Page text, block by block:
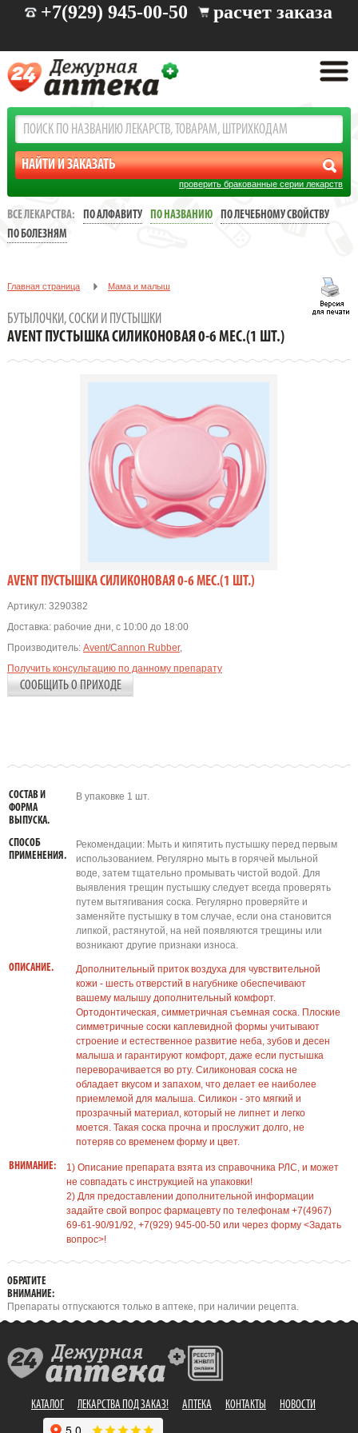
+7(929) 945-00-50 расчет заказа
проверить бракованные серии лекарств
ВСЕ ЛЕКАРСТВА: ПО АЛФАВИТУ ПО НАЗВАНИЮ
ПО ЛЕЧЕБНОМУ СВОЙСТВУ
ПО БОЛЕЗНЯМ
Главная страница Мама и малыш
Avent Пустышка силиконовая 0-6 мес.(1 шт.)
БУТЫЛОЧКИ, СОСКИ И ПУСТЫШКИ
AVENT ПУСТЫШКА СИЛИКОНОВАЯ 0-6 МЕС.(1 ШТ.)
AVENT ПУСТЫШКА СИЛИКОНОВАЯ 0-6 МЕС.(1 ШТ.)
Артикул:3290382
Доставка: рабочие дни, с 10:00 до 18:00
Производитель: Avent/Cannon Rubber,
Получить консультацию по данному препарату
СООБЩИТЬ О ПРИХОДЕ
СОСТАВ И
ФОРМА
ВЫПУСКА.
В упаковке 1 шт.
СПОСОБ
ПРИМЕНЕНИЯ.
Рекомендации: Мыть и кипятить пустышку перед первым
использованием. Регулярно мыть в горячей мыльной
воде, затем тщательно промывать чистой водой. Для
выявления трещин пустышку следует всегда проверять
путем вытягивания соска. Регулярно проверяйте и
заменяйте пустышку в том случае, если она становится
липкой, растянутой, на ней появляются трещины или
возникают другие признаки износа.
ОПИСАНИЕ.
Дополнительный приток воздуха для чувствительной
кожи - шесть отверстий в нагубнике обеспечивают
вашему малышу дополнительный комфорт.
Ортодонтическая, симметричная съемная соска. Плоские
симметричные соски каплевидной формы учитывают
строение и естественное развитие неба, зубов и десен
малыша и гарантируют комфорт, даже если пустышка
переворачивается во рту. Силиконовая соска не
обладает вкусом и запахом, что делает ее наиболее
приемлемой для малыша. Силикон - это мягкий и
прозрачный материал, который не липнет и легко
моется. Такая соска прочна и прослужит долго, не
потеряв со временем форму и цвет.
ВНИМАНИЕ:
1) Описание препарата взята из справочника РЛС, и может
не совпадать с инструкцией на упаковки!
2) Для предоставлении дополнительной информации
задайте свой вопрос фармацевту по телефонам +7(4967)
69-61-90/91/92, +7(929) 945-00-50 или через форму <Задать
вопрос>!
ОБРАТИТЕ
ВНИМАНИЕ:
Препараты отпускаются только в аптеке, при наличии рецепта.
КАТАЛОГ ЛЕКАРСТВА ПОД ЗАКАЗ! АПТЕКА КОНТАКТЫ НОВОСТИ